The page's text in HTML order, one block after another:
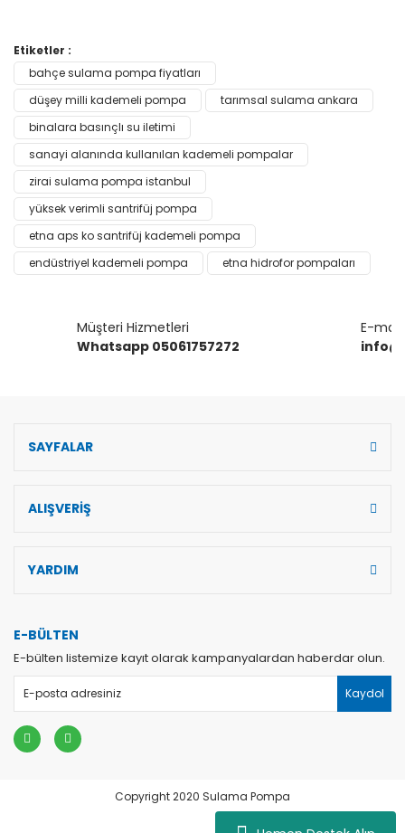
Bu ürüne ilk yorumu siz yapın!
Yorum Yaz
Bu ürünün fiyat bilgisi, resim, ürün açıklamalarında ve diğer
konularda yetersiz gördüğünüz noktaları öneri formunu
kullanarak tarafımıza iletebilirsiniz.
Görüş ve önerileriniz için teşekkür ederiz.
Ürün resmi kalitesiz, bozuk veya görüntülenemiyor.
Ürün açıklamasında eksik bilgiler bulunuyor.
Ürün bilgilerinde hatalar bulunuyor.
Ürün fiyatı diğer sitelerden daha pahalı.
Bu ürüne benzer farklı alternatifler olmalı.
Etiketler :
bahçe sulama pompa fiyatları
düşey milli kademeli pompa
tarımsal sulama ankara
binalara basınçlı su iletimi
sanayi alanında kullanılan kademeli pompalar
zirai sulama pompa istanbul
yüksek verimli santrifüj pompa
etna aps ko santrifüj kademeli pompa
endüstriyel kademeli pompa
etna hidrofor pompaları
Müşteri Hizmetleri
Whatsapp 05061757272
E-mail
SAYFALAR
ALIŞVERİŞ
YARDIM
E-BÜLTEN
E-bülten listemize kayıt olarak kampanyalardan haberdar olun.
Kaydol
Copyright 2020 Sulama Pompa